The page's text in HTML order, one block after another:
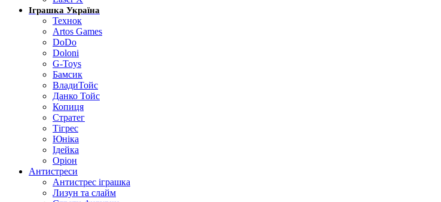
Іграшка Україна
Технок
Artos Games
DoDo
Doloni
G-Toys
Бамсик
ВладиТойс
Данко Тойс
Копиця
Стратег
Тігрес
Юніка
Ідейка
Оріон
Антистреси
Антистрес іграшка
Лизун та слайм